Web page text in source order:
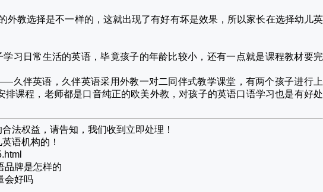
教选择是不一样的，这就出现了有好有坏是效果，所以家长在选择幼儿英
习日常生活的英语，毕竟孩子的年龄比较小，还有一点就是课程教材要完
久伴英语，久伴英语采用外教一对二同伴式教学课堂，有两个孩子进行上
课程，老师都是口音纯正的欧美外教，对孩子的英语口语学习也是有好处
法权益，请告知，我们收到立即处理！
语机构的！
品牌是怎样的
会好吗